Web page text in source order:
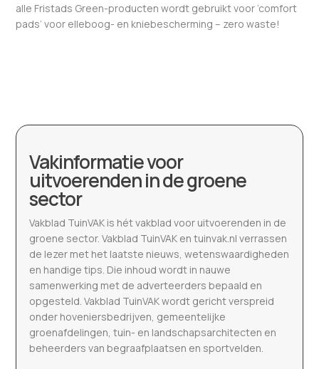
alle Fristads Green-producten wordt gebruikt voor ’comfort
pads’ voor elleboog- en kniebescherming – zero waste!
Vakinformatie voor
uitvoerenden in de groene
sector
Vakblad TuinVAK is hét vakblad voor uitvoerenden in de
groene sector. Vakblad TuinVAK en tuinvak.nl verrassen
de lezer met het laatste nieuws, wetenswaardigheden
en handige tips. Die inhoud wordt in nauwe
samenwerking met de adverteerders bepaald en
opgesteld. Vakblad TuinVAK wordt gericht verspreid
onder hoveniersbedrijven, gemeentelijke
groenafdelingen, tuin- en landschapsarchitecten en
beheerders van begraafplaatsen en sportvelden.